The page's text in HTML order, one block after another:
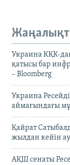
Украина КҚК-
қатысы бар
– Bloomberg
Украина
аймағындағы
Қайрат
жылдан кейін
АҚШ сенаты